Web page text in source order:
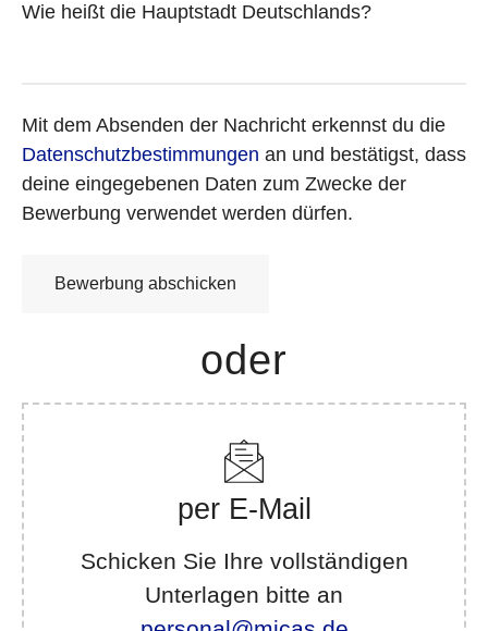
Wie heißt die Hauptstadt Deutschlands?
Mit dem Absenden der Nachricht erkennst du die
Datenschutzbestimmungen an und bestätigst, dass
deine eingegebenen Daten zum Zwecke der
Bewerbung verwendet werden dürfen.
oder
per E-Mail
Schicken Sie Ihre vollständigen
Unterlagen bitte an